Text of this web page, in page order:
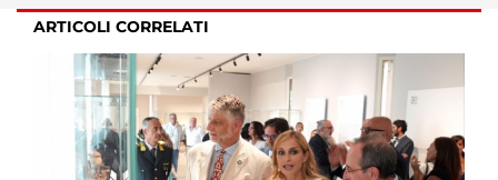
ARTICOLI CORRELATI